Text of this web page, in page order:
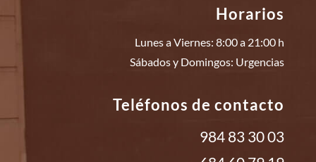
Horarios
Lunes a Viernes: 8:00 a 21:00 h
Sábados y Domingos: Urgencias
Teléfonos de contacto
984 83 30 03